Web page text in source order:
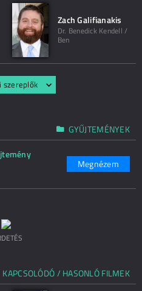
Zach Galifianakis
Dr. Benedick Kendell /
Ben
szereplők
GYŰJTEMÉNYEK
Megnézem
KAPCSOLÓDÓ / HASONLÓ FILMEK